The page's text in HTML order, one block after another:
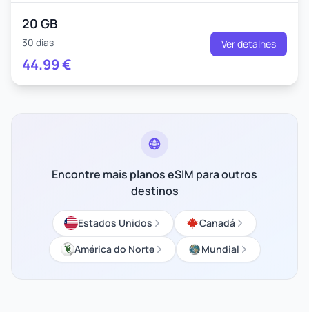
20 GB
30 dias
44.99€
Ver detalhes
Encontre mais planos eSIM para outros
destinos
Estados Unidos
Canadá
América do Norte
Mundial